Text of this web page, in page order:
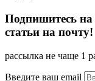
Подпишитесь на
статьи на почту!
рассылка не чаще 1
Введите ваш email